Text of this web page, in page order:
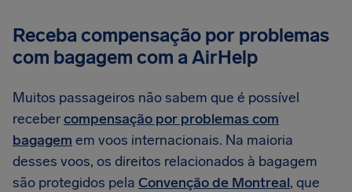
Receba compensação por problemas
com bagagem com a AirHelp
Muitos passageiros não sabem que é possível
recebercompensação por problemas com
bagagem em voos internacionais. Na maioria
desses voos, os direitos relacionados à bagagem
são protegidos pela Convenção de Montreal, que